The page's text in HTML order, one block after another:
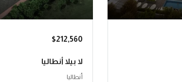
$212,560
لا بيلا أنطاليا
أنطاليا